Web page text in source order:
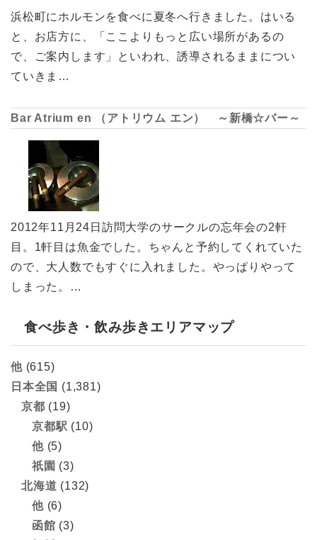
浜松町にホルモンを食べに夏冬へ行きました。はいる
と、お店方に、「ここよりもっと広い場所があるの
で、ご案内します」といわれ、誘導されるままについ
ていきま…
Bar Atrium en （アトリウム エン） ～新橋☆バー～
2012年11月24日訪問大学のサークルの忘年会の2軒
目。1軒目は魚金でした。ちゃんと予約してくれていた
ので、大人数でもすぐに入れました。やっぱりやって
しまった。…
食べ歩き・飲み歩きエリアマップ
他(615)
日本全国 (1,381)
京都 (19)
京都駅 (10)
他(5)
祇園 (3)
北海道 (132)
他(6)
函館 (3)